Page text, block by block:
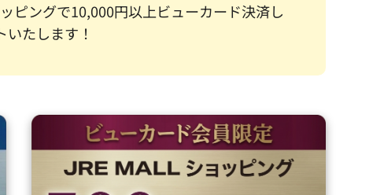
ピングで10,000円以上ビューカード決済し
たします！